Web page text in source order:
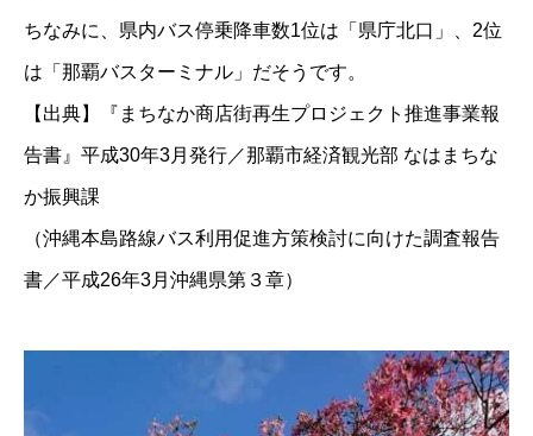
ちなみに、県内バス停乗降車数1位は「県庁北口」、2位
は「那覇バスターミナル」だそうです。
【出典】『まちなか商店街再⽣プロジェクト推進事業報
告書』平成30年3月発行／那覇市経済観光部 なはまちな
か振興課
（沖縄本島路線バス利用促進方策検討に向けた調査報告
書／平成26年3月沖縄県第３章）